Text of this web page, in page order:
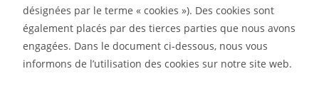
désignées par le terme « cookies »). Des cookies sont
également placés par des tierces parties que nous avons
engagées. Dans le document ci-dessous, nous vous
informons de l’utilisation des cookies sur notre site web.